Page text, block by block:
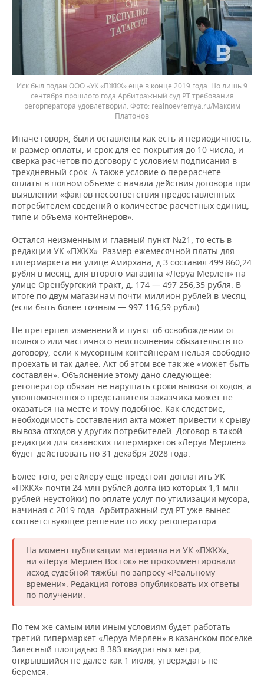
Иск был подан ООО «УК «ПЖКХ» еще в конце 2019 года. Но лишь 9
сентября прошлого года Арбитражный суд РТ требования
регорператора удовлетворил.
realnoevremya.ru/Максим
Платонов
Иначе говоря, были оставлены как есть и периодичность,
и размер оплаты, и срок для ее покрытия до 10 числа, и
сверка расчетов по договору с условием подписания в
трехдневный срок. А также условие о перерасчете
оплаты в полном объеме с начала действия договора при
выявлении «фактов несоответствия предоставленных
потребителем сведений о количестве расчетных единиц,
типе и объема контейнеров».
Остался неизменным и главный пункт №21, то есть в
редакции УК «ПЖКХ». Размер ежемесячной платы для
гипермаркета на улице Амирхана, д.З составил 499 860,24
рубля в месяц, для второго магазина «Леруа Мерлен» на
улице Оренбургский тракт, д. 174 — 497 256,35 рубля. В
итоге по двум магазинам почти миллион рублей в месяц
(если быть более точным — 997 116,59 рубля).
Не претерпел изменений и пункт об освобождении от
полного или частичного неисполнения обязательств по
договору, если к мусорным контейнерам нельзя свободно
проехать и так далее. Акт об этом все так же «может быть
составлен». Объяснение этому дано следующее:
регоператор обязан не нарушать сроки вывоза отходов, а
уполномоченного представителя заказчика может не
оказаться на месте и тому подобное. Как следствие,
необходимость составления акта может привести к срыву
вывоза отходов у других потребителей. Договор в такой
редакции для казанских гипермаркетов «Леруа Мерлен»
будет действовать по 31 декабря 2028 года.
Более того, ретейлеру еще предстоит доплатить УК
«ПЖКХ» почти 24 млн рублей долга (из которых 1,1 млн
рублей неустойки) по оплате услуг по утилизации мусора,
начиная с 2019 года. Арбитражный суд РТ уже вынес
соответствующее решение по иску регоператора.
На момент публикации материала ни УК «ПЖКХ»,
ни «Леруа Мерлен Восток» не прокомментировали
исход судебной тяжбы по запросу «Реальному
времени». Редакция готова опубликовать их ответы
по получении.
По тем же самым или иным условиям будет работать
третий гипермаркет «Леруа Мерлен» в казанском поселке
Залесный площадью 8 383 квадратных метра,
открывшийся не далее как 1 июля, утверждать не
беремся.